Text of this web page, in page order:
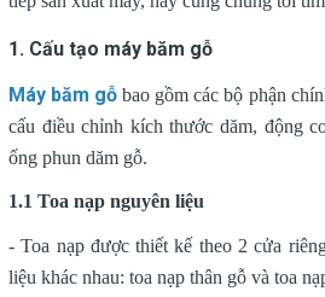
1. Cấu tạo máy băm gỗ
Máy băm gỗ bao gồm các bộ phận
cấu điều chỉnh kích thước dăm, động
ống phun dăm gỗ.
1.1 Toa nạp nguyên liệu
- Toa nạp được thiết kế theo 2 cửa
liệu khác nhau: toa nạp thân gỗ và toa